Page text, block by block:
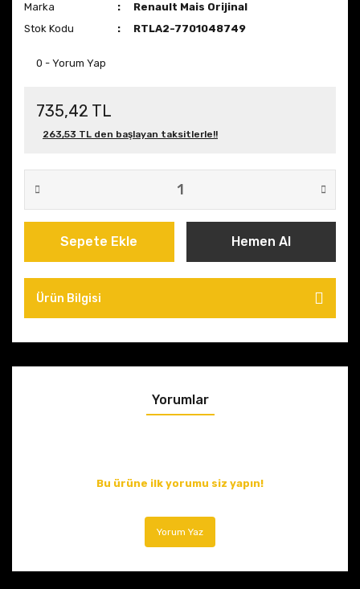
Marka
Renault Mais Orijinal
Stok Kodu
RTLA2-7701048749
0 - Yorum Yap
735,42 TL
263,53 TL den başlayan taksitlerle!!
Sepete Ekle Hemen Al
Ürün Bilgisi
Yorumlar
Bu ürüne ilk yorumu siz yapın!
Yorum Yaz